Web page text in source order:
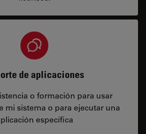
de aplicaciones
o formación para usar
mi sistema o para ejecutar una
específica